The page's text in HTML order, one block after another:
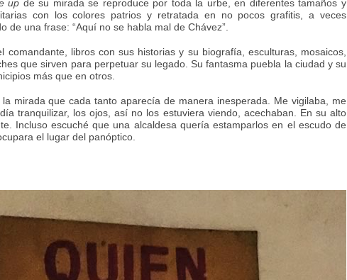
up de su mirada se reproduce por toda la urbe, en diferentes tamaños y
con los colores patrios y retratada en no pocos grafitis, a veces
de una frase: “Aquí no se habla mal de Chávez”.
libros con sus historias y su biografía, esculturas, mosaicos,
que sirven para perpetuar su legado. Su fantasma puebla la ciudad y su
más que en otros.
mirada que cada tanto aparecía de manera inesperada. Me vigilaba, me
tranquilizar, los ojos, así no los estuviera viendo, acechaban. En su alto
Incluso escuché que una alcaldesa quería estamparlos en el escudo de
el lugar del panóptico.